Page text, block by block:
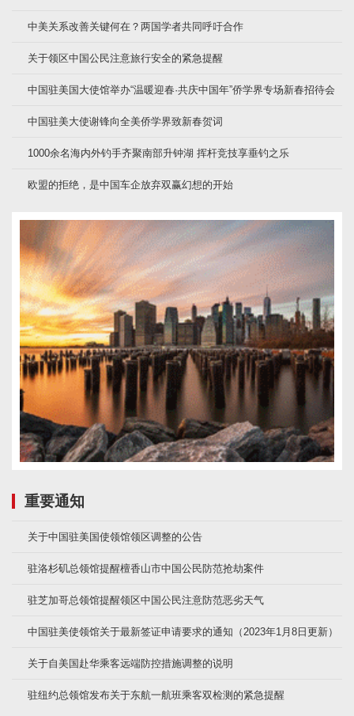
中美关系改善关键何在？两国学者共同呼吁合作
关于领区中国公民注意旅行安全的紧急提醒
中国驻美国大使馆举办“温暖迎春·共庆中国年”侨学界专场新春招待会
中国驻美大使谢锋向全美侨学界致新春贺词
1000余名海内外钓手齐聚南部升钟湖 挥杆竞技享垂钓之乐
欧盟的拒绝，是中国车企放弃双赢幻想的开始
重要通知
关于中国驻美国使领馆领区调整的公告
驻洛杉矶总领馆提醒檀香山市中国公民防范抢劫案件
驻芝加哥总领馆提醒领区中国公民注意防范恶劣天气
中国驻美使领馆关于最新签证申请要求的通知（2023年1月8日更新）
关于自美国赴华乘客远端防控措施调整的说明
驻纽约总领馆发布关于东航一航班乘客双检测的紧急提醒